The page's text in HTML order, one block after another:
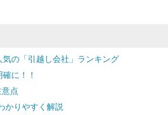
の「引越し会社」ランキング
に！！
点
かりやすく解説